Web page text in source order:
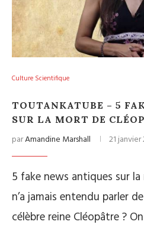
Culture Scientifique
TOUTANKATUBE – 5
SUR LA MORT DE
parAmandine Marshall 21 janvier
5 fake news antiques sur
n’a jamais entendu parler
célèbre reine Cléopâtre ?